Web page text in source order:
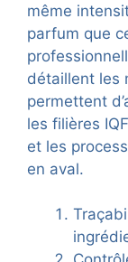
même
parfum que
détaillent les
permettent
les filières
et les
en aval.